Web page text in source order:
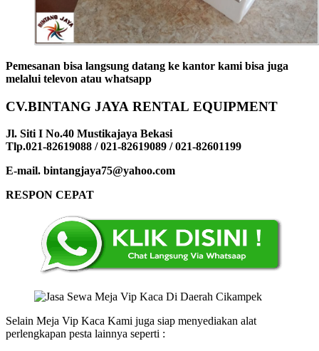
Pemesanan bisa langsung datang ke kantor kami bisa juga
melalui televon atau whatsapp
CV.BINTANG JAYA RENTAL EQUIPMENT
Jl. Siti I No.40 Mustikajaya Bekasi
Tlp.021-82619088 / 021-82619089 / 021-82601199
E-mail. bintangjaya75@yahoo.com
RESPON CEPAT
Selain Meja Vip Kaca Kami juga siap menyediakan alat
perlengkapan pesta lainnya seperti :